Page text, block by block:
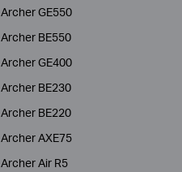
Archer GE550
Archer BE550
Archer GE400
Archer BE230
Archer BE220
Archer AXE75
Archer Air R5